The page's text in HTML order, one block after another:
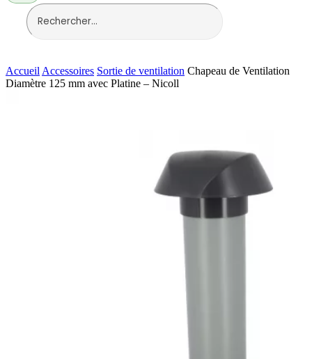
Accueil Accessoires Sortie de ventilation Chapeau de Ventilation
Diamètre 125 mm avec Platine – Nicoll